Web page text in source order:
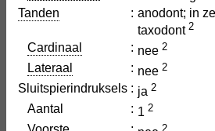
Tanden : anodont; in
taxodont 2
Cardinaal : nee 2
Lateraal : nee 2
Sluitspierindruksels : ja 2
Aantal : 1 2
2